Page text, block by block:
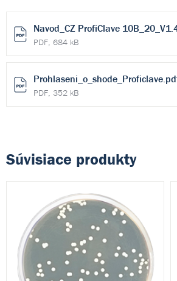
Navod_CZ ProfiClave
PDF, 684 kB
PDF, 352 kB
Súvisiace produkty